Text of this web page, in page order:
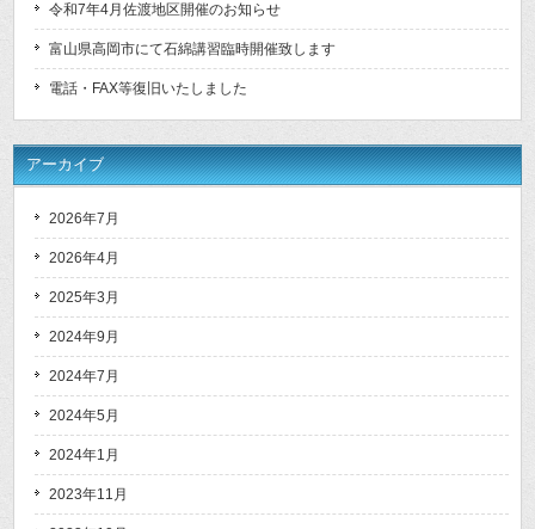
令和7年4月佐渡地区開催のお知らせ
富山県高岡市にて石綿講習臨時開催致します
電話・FAX等復旧いたしました
アーカイブ
2026年7月
2026年4月
2025年3月
2024年9月
2024年7月
2024年5月
2024年1月
2023年11月